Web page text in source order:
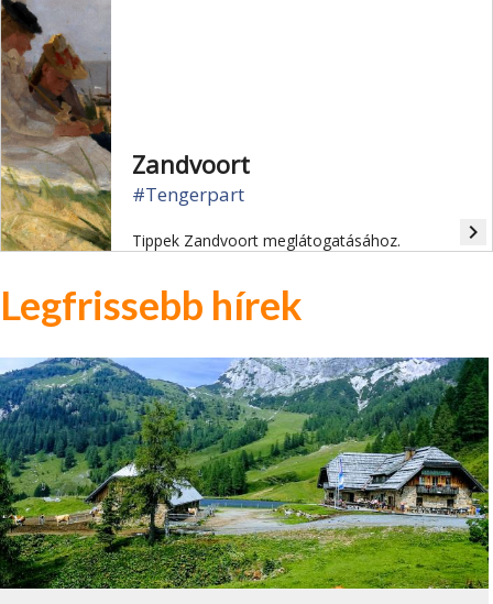
Zandvoort
#Tengerpart
Tippek Zandvoort meglátogatásához. navigate_next
Legfrissebb hírek